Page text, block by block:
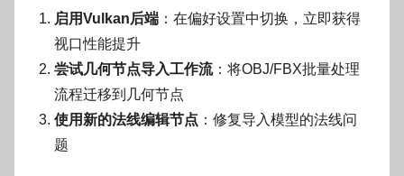
启用Vulkan后端 ：在偏好设置中切换，立即获得
视口性能提升
尝试几何节点导入工作流：将OBJ/FBX批量处理
流程迁移到几何节点
使用新的法线编辑节点 ：修复导入模型的法线问
题